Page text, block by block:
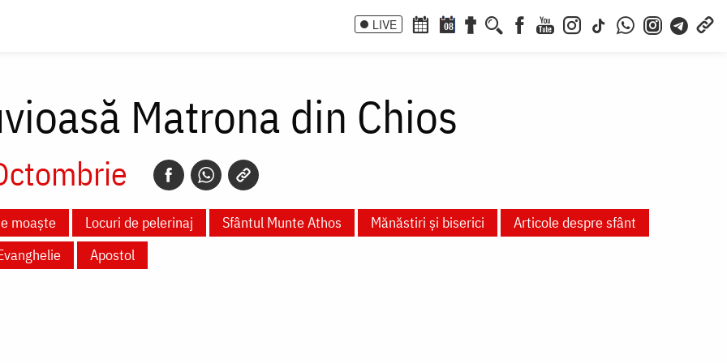
LIVE 08
Matrona din Chios
moaște Locuri de pelerinaj Sfântul Munte Athos Mănăstiri și biserici
Articole despre sfânt
Apostol